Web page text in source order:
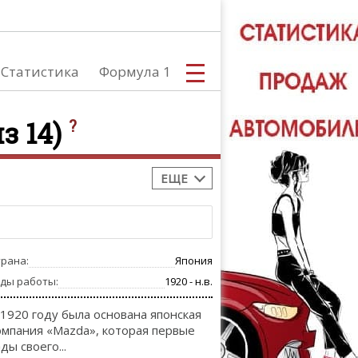
Статистика Формула 1
14) ?
ЕЩЕ
Япония
работы:
1920 - н.в.
году была основана японская
«Mazda», которая первые
своего...